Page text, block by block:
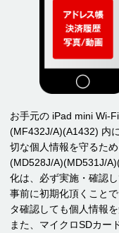
お手元の iPad mini Wi-
(MF432J/A)(A1432) 内
切な個人情報を守るた
(MD528J/A)(MD531J/
化は、必ず実施・確認
事前に初期化頂くこと
タ確認しても個人情報
また、マイクロSDカー